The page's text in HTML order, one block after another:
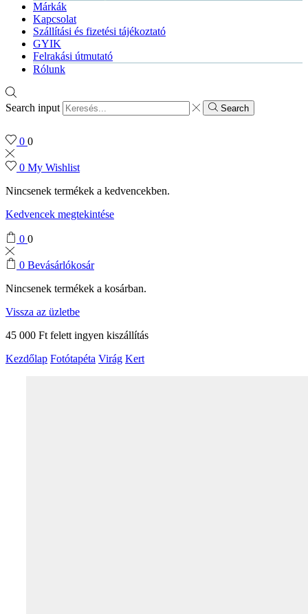
Márkák
Kapcsolat
Szállítási és fizetési tájékoztató
GYIK
Felrakási útmutató
Rólunk
Search input Search
0 0
0 My Wishlist
Nincsenek termékek a kedvencekben.
Kedvencek megtekintése
0 0
0 Bevásárlókosár
Nincsenek termékek a kosárban.
Vissza az üzletbe
45 000 Ft felett ingyen kiszállítás
Kezdőlap Fotótapéta Virág Kert